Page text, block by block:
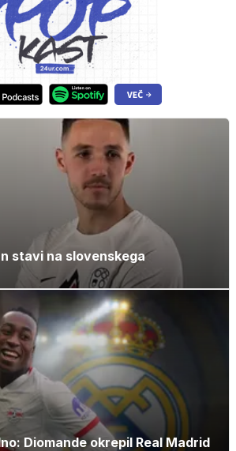
stavi na slovenskega
Diomande okrepil Real Madrid